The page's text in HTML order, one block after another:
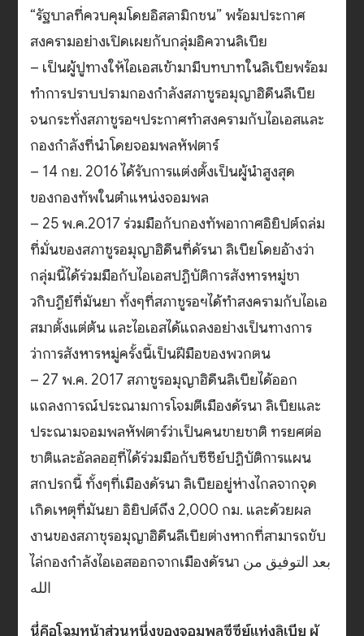
“รัฐบาลที่ควบคุมโดยอิสลามิกชน” พร้อมประกาศ
สงครามอย่างเปิดเผยกับกลุ่มอิควานลิเบีย
– เป็นผู้ปูทางให้ไอเอสเข้ามามีบทบาทในลิเบียพร้อม
ทำการปราบปรามกองกำลังสภาชูรอมุญาฮิดีนลีเบีย
จนกระทั่งสภาชูรอฯประกาศทำสงครามกับไอเอสและ
กองกำลังที่นำโดยจอมพลหัฟตาร์
– 14 กย. 2016 ได้รับการแต่งตั้งเป็นผู้นำสูงสุด
ของกองทัพในตำแหน่งจอมพล
– 25 พ.ค.2017 ร่วมมือกับกองทัพอากาศอิยิปต์ถล่ม
ที่มั่นของสภาชูรอมุญาฮิดีนที่ดัรนา ลิเบียโดยอ้างว่า
กลุ่มนี้ได้ร่วมมือกับไอเอสปฏิบัติการสังหารหมู่ชา
วกิบฏีย์ที่มันยา ทั้งๆที่สภาชูรอฯได้ทำสงครามกับไอเอ
สมาตั้งแต่ต้น และไอเอสได้แถลงอย่างเป็นทางการ
ว่าการสังหารหมู่ครั้งนี้เป็นฝีมือของพวกตน
– 27 พ.ค. 2017 สภาชูรอมุญาฮิดีนลิเบียได้ออก
แถลงการณ์ประณามการโจมตีเมืองดัรนา ลิเบียและ
ประณามจอมพลหัฟตาร์ว่าเป็นคนขายชาติ ทรยศต่อ
ชาติและอัลลอฮฺที่ได้ร่วมมือกับซีซีย์ปฏิบัติการแผน
สกปรกนี้ ทั้งๆที่เมืองดัรนา ลิเบียอยู่ห่างไกลจากจุด
เกิดเหตุที่มันยา อิยิปต์ถึง 2,000 กม. และด้วยผล
งานของสภาชุรอมุญาฮิดีนลีเบียต่างหากที่สามารถขับ
ไล่กองกำลังไอเอสออกจากเมืองดัรนา بعد التوفيق من
الله
นี่คือโฉมหน้าส่วนหนึ่งของจอมพลซีซีย์แห่งลิเบีย ผู้